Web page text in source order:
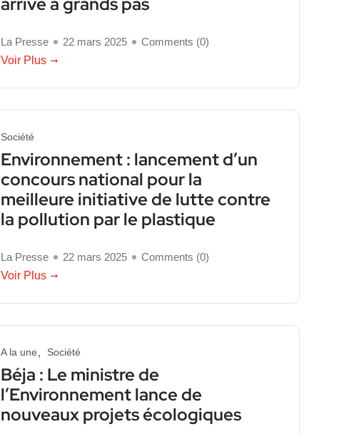
La Presse 22 mars 2025 Comments (0)
Voir Plus
Société
Environnement : lancement d’un
concours national pour la
meilleure initiative de lutte contre
la pollution par le plastique
La Presse 22 mars 2025 Comments (0)
Voir Plus
A la une Société
Béja : Le ministre de
l’Environnement lance de
nouveaux projets écologiques